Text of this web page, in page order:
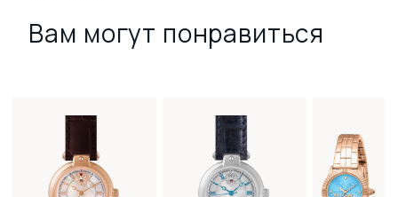
Вам могут понравиться